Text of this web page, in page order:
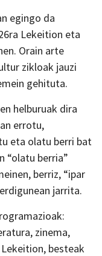
egingo da
Lekeition eta
Orain arte
zikloak jauzi
gehituta.
helburuak dira
errotu,
eta olatu berri bat
“olatu berria”
berriz, “ipar
jarrita.
zinema,
besteak